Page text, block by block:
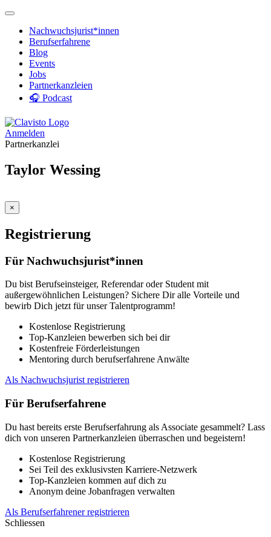
Nachwuchsjurist*innen
Berufserfahrene
Blog
Events
Jobs
Partnerkanzleien
🎧 Podcast
Anmelden
Partnerkanzlei
Taylor Wessing
×
Registrierung
Für Nachwuchsjurist*innen
Du bist Berufseinsteiger, Referendar oder Student mit
außergewöhnlichen Leistungen? Sichere Dir alle Vorteile und
bewirb Dich jetzt für unser Talentprogramm!
Kostenlose Registrierung
Top-Kanzleien bewerben sich bei dir
Kostenfreie Förderleistungen
Mentoring durch berufserfahrene Anwälte
Als Nachwuchsjurist registrieren
Für Berufserfahrene
Du hast bereits erste Berufserfahrung als Associate gesammelt? Lass
dich von unseren Partnerkanzleien überraschen und begeistern!
Kostenlose Registrierung
Sei Teil des exklusivsten Karriere-Netzwerk
Top-Kanzleien kommen auf dich zu
Anonym deine Jobanfragen verwalten
Als Berufserfahrener registrieren
Schliessen